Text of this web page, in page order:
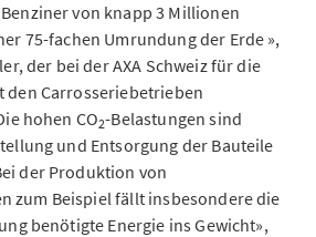
von knapp 3 Millionen
75-fachen Umrundung der Erde »,
der bei der AXA Schweiz für die
den Carrosseriebetrieben
hohen CO2-Belastungen sind
und Entsorgung der Bauteile
der Produktion von
zum Beispiel fällt insbesondere die
benötigte Energie ins Gewicht»,